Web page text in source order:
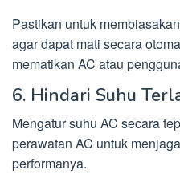
Pastikan untuk
agar dapat mati secara
mematikan AC atau
6. Hindari Suhu
Mengatur suhu AC secara
perawatan AC untuk
performanya.